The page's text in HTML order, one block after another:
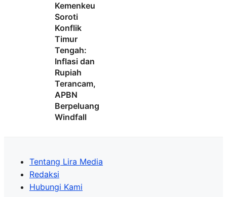
Kemenkeu
Soroti
Konflik
Timur
Tengah:
Inflasi dan
Rupiah
Terancam,
APBN
Berpeluang
Windfall
Tentang Lira Media
Redaksi
Hubungi Kami